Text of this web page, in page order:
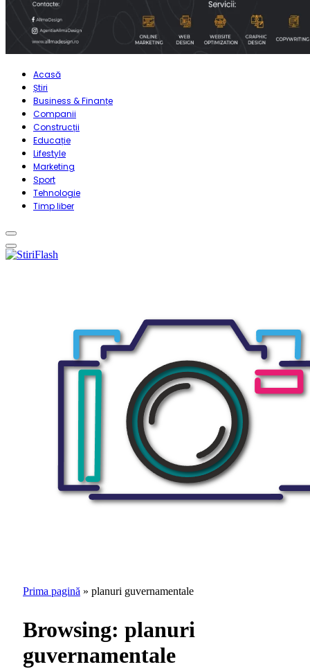
Acasă
Știri
Business & Finanțe
Companii
Construcții
Educație
Lifestyle
Marketing
Sport
Tehnologie
Timp liber
Prima pagină » planuri guvernamentale
Browsing: planuri
guvernamentale